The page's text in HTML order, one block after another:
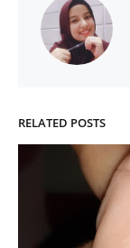
RELATED POSTS